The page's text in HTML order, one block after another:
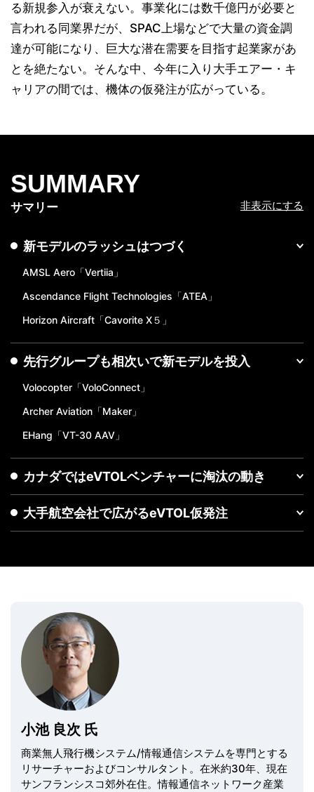
る新規参入が衰えない。事業化には数千億円が必要と
言われる同業界だが、SPAC上場などで大量の資金調
達が可能になり、巨大な潜在需要を目指す起業家があ
とを絶たない。そんな中、今年に入り大手エアー・キ
ャリアの間では、機体の仮発注が広がっている。
SUMMARY
サマリー 非表示にする
新モデルのラッシュはつづく
AMSL Aero「Vertiia」
Ascendance Flight Technologies「ATEA」
Horizon Aircraft「Cavorite X５」
先行グループも相次いで新モデルを投入
Volocopter「VoloConnect」
Archer Aviation「Maker」
EHang「VT-30 AAV」
カナダではeVTOLベンチャーに淘汰の動き
大手航空会社で広がるeVTOL仮発注
小池 良次 氏
商業無人飛行機システム/情報通信システムを専門とする
リサーチャーおよびコンサルタント。在米約30年、現在
サンフランシスコ郊外在住。情報通信ネットワーク産業